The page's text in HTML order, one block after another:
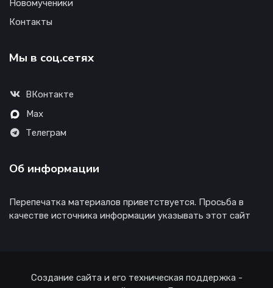
Новомученики
Контакты
Мы в соц.сетях
ВКонтакте
Max
Телеграм
Об информации
Перепечатка материалов приветствуется. Просьба в
качестве источника информации указывать этот сайт
Создание сайта и его техническая поддержка -